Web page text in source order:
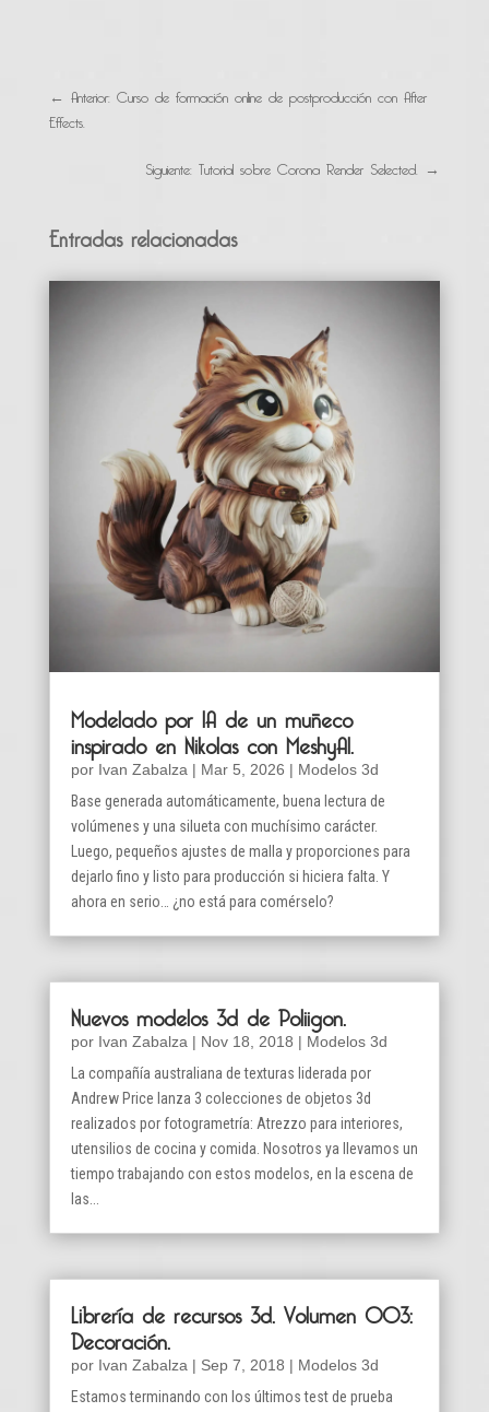
← Anterior: Curso de formación online de postproducción con After
Effects.
Siguiente: Tutorial sobre Corona Render Selected. →
Entradas relacionadas
Modelado por IA de un muñeco
inspirado en Nikolas con MeshyAI.
por Ivan Zabalza | Mar 5, 2026 | Modelos 3d
Base generada automáticamente, buena lectura de
volúmenes y una silueta con muchísimo carácter.
Luego, pequeños ajustes de malla y proporciones para
dejarlo fino y listo para producción si hiciera falta. Y
ahora en serio… ¿no está para comérselo?
Nuevos modelos 3d de Poliigon.
por Ivan Zabalza | Nov 18, 2018 | Modelos 3d
La compañía australiana de texturas liderada por
Andrew Price lanza 3 colecciones de objetos 3d
realizados por fotogrametría: Atrezzo para interiores,
utensilios de cocina y comida. Nosotros ya llevamos un
tiempo trabajando con estos modelos, en la escena de
las...
Librería de recursos 3d. Volumen 003:
Decoración.
por Ivan Zabalza| Sep 7, 2018 | Modelos 3d
Estamos terminando con los últimos test de prueba